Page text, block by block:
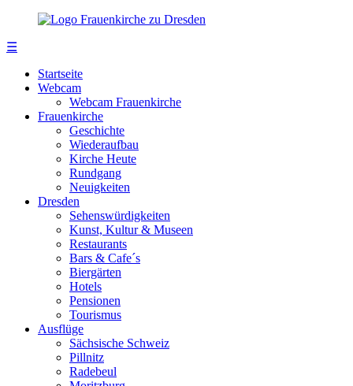
☰
Startseite
Webcam
Webcam Frauenkirche
Frauenkirche
Geschichte
Wiederaufbau
Kirche Heute
Rundgang
Neuigkeiten
Dresden
Sehenswürdigkeiten
Kunst, Kultur & Museen
Restaurants
Bars & Cafe´s
Biergärten
Hotels
Pensionen
Tourismus
Ausflüge
Sächsische Schweiz
Pillnitz
Radebeul